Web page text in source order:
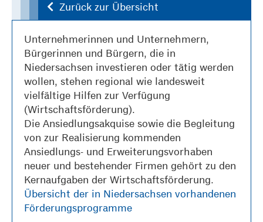
Zurück zur Übersicht
Unternehmerinnen und Unternehmern,
Bürgerinnen und Bürgern, die in
Niedersachsen investieren oder tätig werden
wollen, stehen regional wie landesweit
vielfältige Hilfen zur Verfügung
(Wirtschaftsförderung).
Die Ansiedlungsakquise sowie die Begleitung
von zur Realisierung kommenden
Ansiedlungs- und Erweiterungsvorhaben
neuer und bestehender Firmen gehört zu den
Kernaufgaben der Wirtschaftsförderung.
Übersicht der in Niedersachsen vorhandenen
Förderungsprogramme